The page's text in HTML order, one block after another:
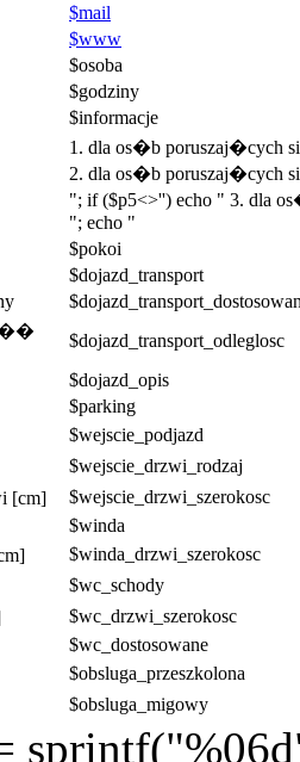
$mail
$www
$osoba
$godziny
$informacje
1. dla os�b poruszaj�cych
2. dla os�b poruszaj�cych
"; if ($p5<>'') echo " 3. dla
"; echo "
$pokoi
$dojazd_transport
$dojazd_transport_odleglosc
$dojazd_opis
$parking
$wejscie_podjazd
$wejscie_drzwi_rodzaj
[cm]
$wejscie_drzwi_szerokosc
$winda
$winda_drzwi_szerokosc
$wc_schody
$wc_drzwi_szerokosc
$wc_dostosowane
$obsluga_przeszkolona
$obsluga_migowy